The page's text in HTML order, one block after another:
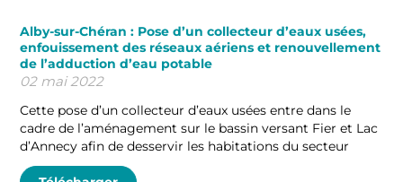
Alby-sur-Chéran : Pose d’un collecteur d’eaux usées,
enfouissement des réseaux aériens et renouvellement
de l’adduction d’eau potable
02 mai 2022
Cette pose d’un collecteur d’eaux usées entre dans le
cadre de l’aménagement sur le bassin versant Fier et Lac
d’Annecy afin de desservir les habitations du secteur